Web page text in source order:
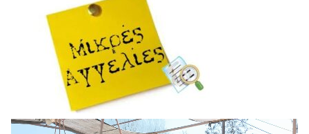
Πρόγραμμα